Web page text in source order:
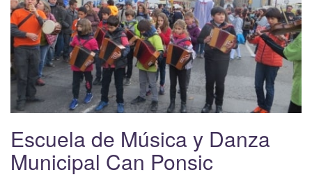
Escuela de Música y Danza
Municipal Can Ponsic